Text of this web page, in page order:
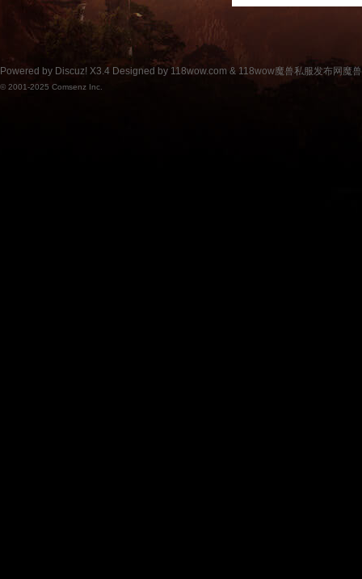
Powered by Discuz! X3.4 Designed by 118wow.com & 118wow魔兽私服发布网魔
© 2001-2025 Comsenz Inc.